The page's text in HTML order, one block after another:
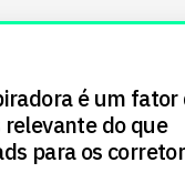
é um fator
do que
para os